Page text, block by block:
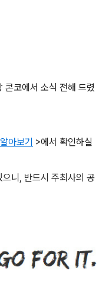
콘코에서 소식 전해 드렸
아보기 >에서 확인하실
니 , 반드시 주최사의 공